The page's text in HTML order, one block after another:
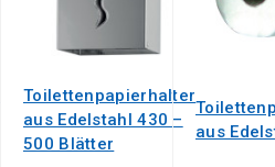
Toilettenpapierhalter
aus Edelstahl 430 –
500 Blätter
aus